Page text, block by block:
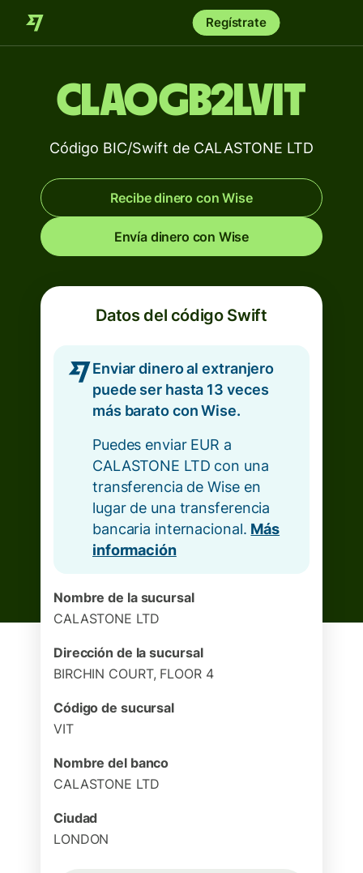
Regístrate
CLAOGB2LVIT
Código BIC/Swift de CALASTONE LTD
Recibe dinero con Wise
Envía dinero con Wise
Datos del código Swift
Enviar dinero al extranjero
puede ser hasta 13 veces
más barato con Wise.
Puedes enviar EUR a
CALASTONE LTD con una
transferencia de Wise en
lugar de una transferencia
bancaria internacional. Más
información
Nombre de la sucursal
CALASTONE LTD
Dirección de la sucursal
BIRCHIN COURT, FLOOR 4
Código de sucursal
VIT
Nombre del banco
CALASTONE LTD
Ciudad
LONDON